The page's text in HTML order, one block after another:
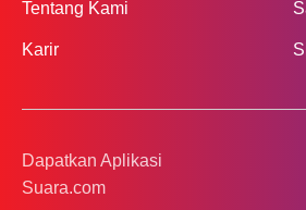
Tentang Kami
Karir
Dapatkan Aplikasi
Suara.com